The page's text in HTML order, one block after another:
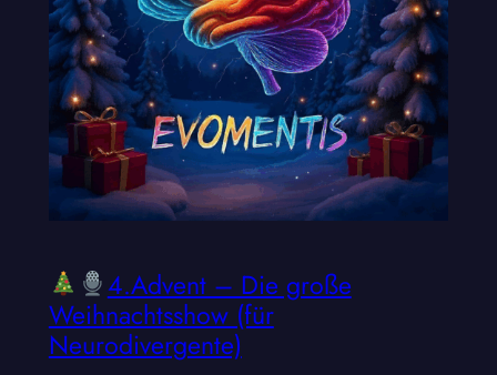
4.Advent – Die große
Weihnachtsshow (für
Neurodivergente)